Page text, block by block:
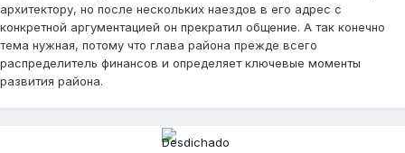
архитектору, но после нескольких наездов в его адрес с
конкретной аргументацией он прекратил общение. А так конечно
тема нужная, потому что глава района прежде всего
распределитель финансов и определяет ключевые моменты
развития района.